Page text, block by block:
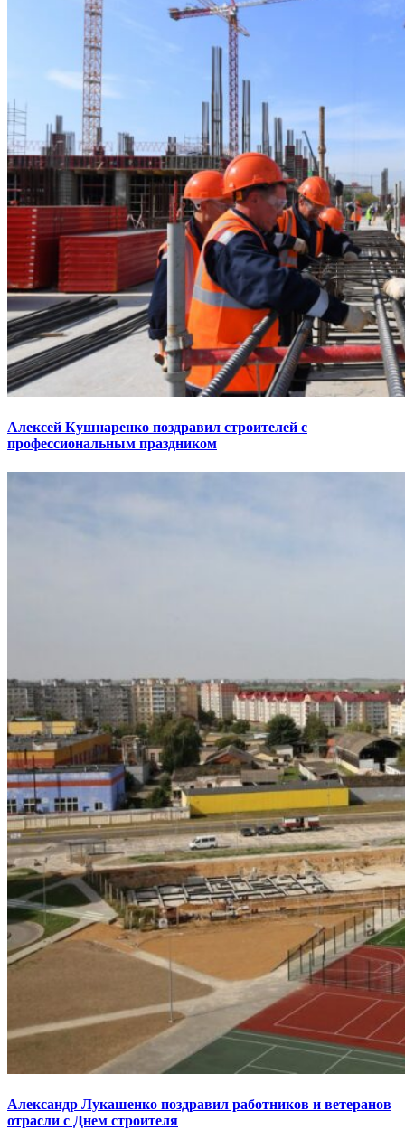
Алексей Кушнаренко поздравил строителей с
профессиональным праздником
Александр Лукашенко поздравил работников и ветеранов
отрасли с Днем строителя